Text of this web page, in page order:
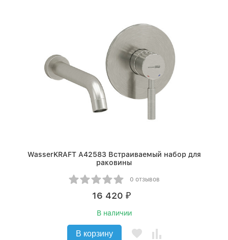
WasserKRAFT A42583 Встраиваемый набор для
раковины
0 отзывов
16 420 ₽
В наличии
В корзину